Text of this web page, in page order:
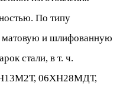
По типу
матовую и шлифованную
стали, в т. ч.
06ХН28МДТ,